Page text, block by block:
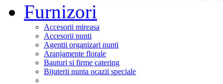
Furnizori
Accesorii mireasa
Accesorii nunti
Agentii organizari nunti
Aranjamente florale
Bauturi si firme catering
Bijuterii nunta ocazii speciale